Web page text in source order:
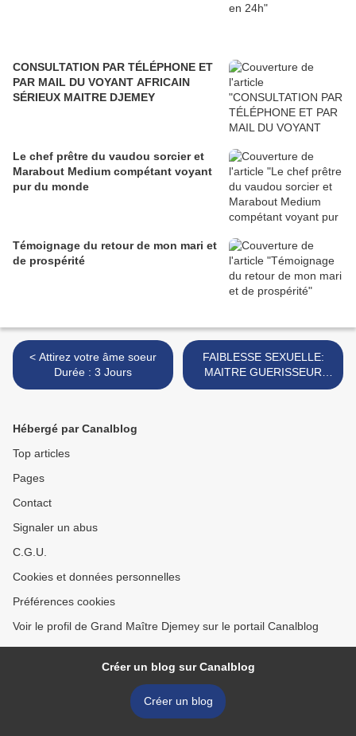
CONSULTATION PAR TÉLÉPHONE ET
PAR MAIL DU VOYANT AFRICAIN
SÉRIEUX MAITRE DJEMEY
Le chef prêtre du vaudou sorcier et
Marabout Medium compétant voyant
pur du monde
Témoignage du retour de mon mari et
de prospérité
< Attirez votre âme soeur
Durée : 3 Jours
FAIBLESSE SEXUELLE:
MAITRE GUERISSEUR
PAPA DJEMEY >
Hébergé par Canalblog
Top articles
Pages
Contact
Signaler un abus
C.G.U.
Cookies et données personnelles
Préférences cookies
Voir le profil de Grand Maître Djemey sur le portail Canalblog
Créer un blog sur Canalblog
Créer un blog